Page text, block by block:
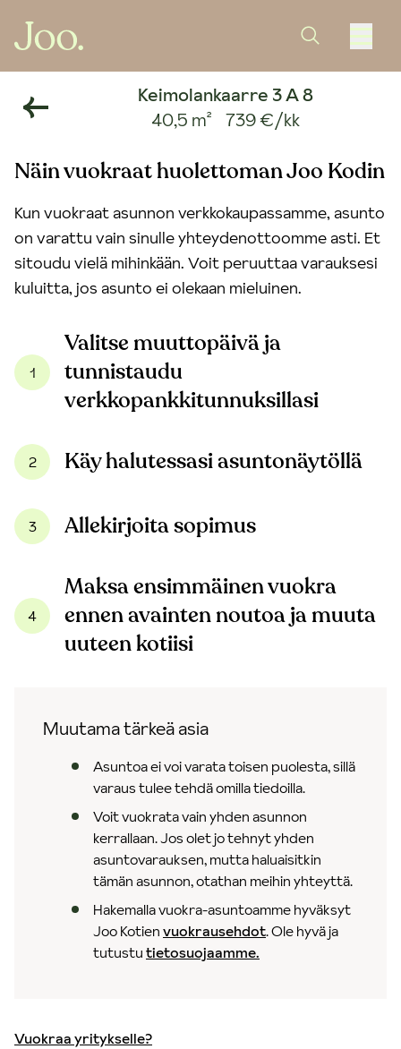
Keimolankaarre 3 A 8
40,5 m² 739 €/kk
Näin vuokraat huolettoman Joo Kodin
Kun vuokraat asunnon verkkokaupassamme, asunto
on varattu vain sinulle yhteydenottoomme asti. Et
sitoudu vielä mihinkään. Voit peruuttaa varauksesi
kuluitta, jos asunto ei olekaan mieluinen.
1
Valitse muuttopäivä ja
tunnistaudu
verkkopankkitunnuksillasi
2 Käy halutessasi asuntonäytöllä
3 Allekirjoita sopimus
4
Maksa ensimmäinen vuokra
ennen avainten noutoa ja muuta
uuteen kotiisi
Muutama tärkeä asia
Asuntoa ei voi varata toisen puolesta, sillä
varaus tulee tehdä omilla tiedoilla.
Voit vuokrata vain yhden asunnon
kerrallaan. Jos olet jo tehnyt yhden
asuntovarauksen, mutta haluaisitkin
tämän asunnon, otathan meihin yhteyttä.
Hakemalla vuokra-asuntoamme hyväksyt
Joo Kotienvuokrausehdot. Ole hyvä ja
tutustutietosuojaamme.
Vuokraa yritykselle?